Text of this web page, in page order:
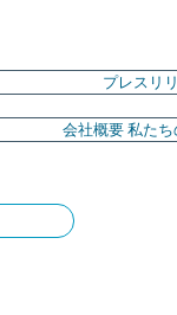
プレスリ
会社概要私た